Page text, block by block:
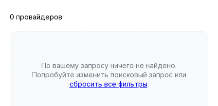
0 провайдеров
По вашему запросу ничего не найдено.
Попробуйте изменить поисковый запрос или
сбросить все фильтры.